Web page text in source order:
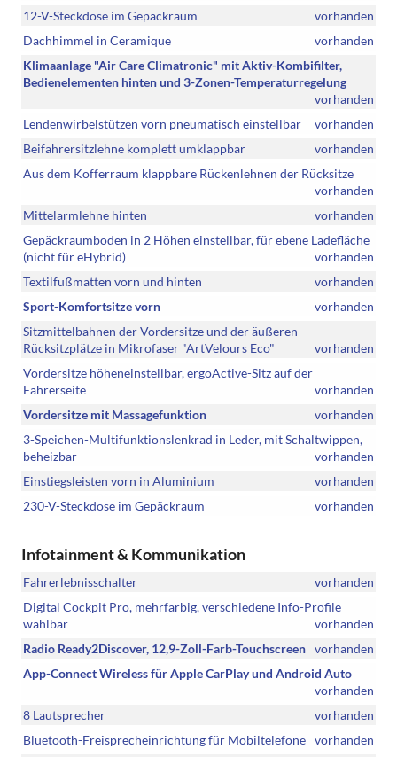
12-V-Steckdose im Gepäckraum
vorhanden
Dachhimmel in Ceramique
vorhanden
Klimaanlage "Air Care Climatronic" mit Aktiv-Kombifilter,
Bedienelementen hinten und 3-Zonen-Temperaturregelung
vorhanden
Lendenwirbelstützen vorn pneumatisch einstellbar
vorhanden
Beifahrersitzlehne komplett umklappbar
vorhanden
Aus dem Kofferraum klappbare Rückenlehnen der Rücksitze
vorhanden
Mittelarmlehne hinten
vorhanden
Gepäckraumboden in 2 Höhen einstellbar, für ebene Ladefläche
(nicht für eHybrid)
vorhanden
Textilfußmatten vorn und hinten
vorhanden
Sport-Komfortsitze vorn
vorhanden
Sitzmittelbahnen der Vordersitze und der äußeren
Rücksitzplätze in Mikrofaser "ArtVelours Eco"
vorhanden
Vordersitze höheneinstellbar, ergoActive-Sitz auf der
Fahrerseite
vorhanden
Vordersitze mit Massagefunktion
vorhanden
3-Speichen-Multifunktionslenkrad in Leder, mit Schaltwippen,
beheizbar
vorhanden
Einstiegsleisten vorn in Aluminium
vorhanden
230-V-Steckdose im Gepäckraum
vorhanden
Infotainment & Kommunikation
Fahrerlebnisschalter
vorhanden
Digital Cockpit Pro, mehrfarbig, verschiedene Info-Profile
wählbar
vorhanden
Radio Ready2Discover, 12,9-Zoll-Farb-Touchscreen vorhanden
App-Connect Wireless für Apple CarPlay und Android Auto
vorhanden
8 Lautsprecher
vorhanden
Bluetooth-Freisprecheinrichtung für Mobiltelefone vorhanden